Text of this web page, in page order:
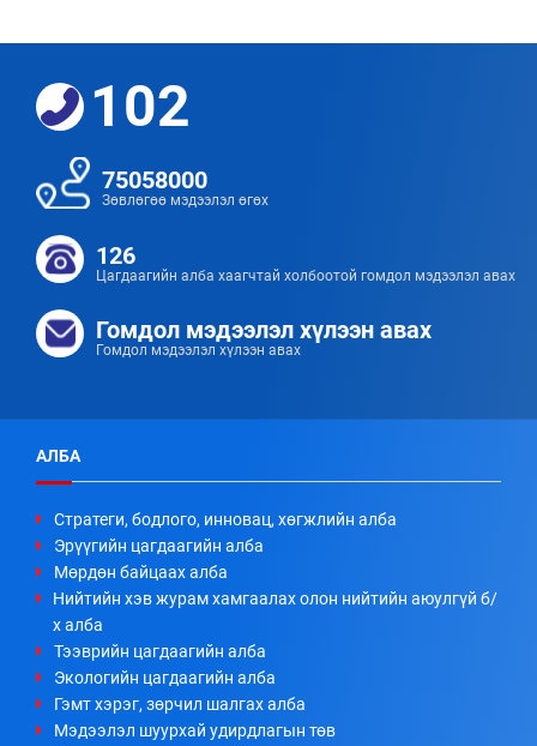
102
75058000
Зөвлөгөө мэдээлэл өгөх
126
Цагдаагийн алба хаагчтай холбоотой гомдол мэдээлэл авах
Гомдол мэдээлэл хүлээн авах
Гомдол мэдээлэл хүлээн авах
АЛБА
Стратеги, бодлого, инновац, хөгжлийн алба
Эрүүгийн цагдаагийн алба
Мөрдөн байцаах алба
Нийтийн хэв журам хамгаалах олон нийтийн аюулгүй б/
х алба
Тээврийн цагдаагийн алба
Экологийн цагдаагийн алба
Гэмт хэрэг, зөрчил шалгах алба
Мэдээлэл шуурхай удирдлагын төв